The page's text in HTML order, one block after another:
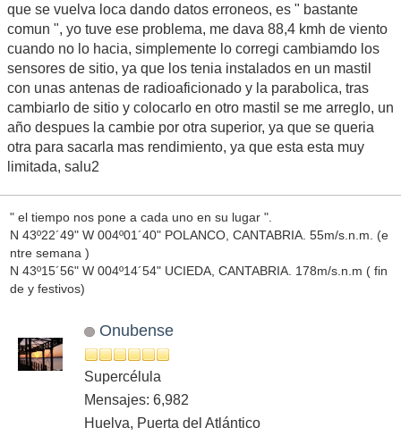
que se vuelva loca dando datos erroneos, es " bastante
comun ", yo tuve ese problema, me dava 88,4 kmh de viento
cuando no lo hacia, simplemente lo corregi cambiamdo los
sensores de sitio, ya que los tenia instalados en un mastil
con unas antenas de radioaficionado y la parabolica, tras
cambiarlo de sitio y colocarlo en otro mastil se me arreglo, un
año despues la cambie por otra superior, ya que se queria
otra para sacarla mas rendimiento, ya que esta esta muy
limitada, salu2
" el tiempo nos pone a cada uno en su lugar ".
N 43º22´49" W 004º01´40" POLANCO, CANTABRIA. 55m/s.n.m. (e
ntre semana )
N 43º15´56" W 004º14´54" UCIEDA, CANTABRIA. 178m/s.n.m ( fin
de y festivos)
Onubense
Supercélula
Mensajes: 6,982
Huelva, Puerta del Atlántico